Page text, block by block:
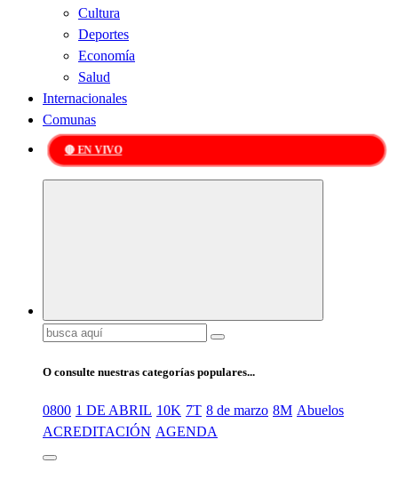
Cultura
Deportes
Economía
Salud
Internacionales
Comunas
🔴 EN VIVO
Buscar:
O consulte nuestras categorías populares...
0800 1 DE ABRIL 10K 7T 8 de marzo 8M Abuelos
ACREDITACIÓN AGENDA